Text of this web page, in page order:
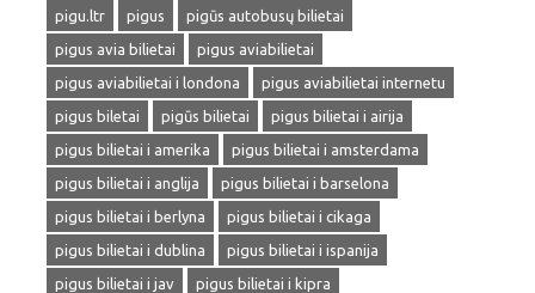
pigu.ltr pigus
pigūs autobusų bilietai
pigus avia bilietai
pigus aviabilietai
pigus aviabilietai i londona
pigus aviabilietai internetu
pigus biletai
pigūs bilietai
pigus bilietai i airija
pigus bilietai i amerika
pigus bilietai i amsterdama
pigus bilietai i anglija
pigus bilietai i barselona
pigus bilietai i berlyna
pigus bilietai i cikaga
pigus bilietai i dublina
pigus bilietai i ispanija
pigus bilietai i jav
pigus bilietai i kipra